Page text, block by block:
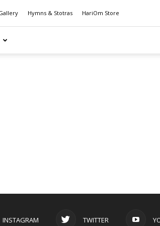
Hymns & Stotras HariOm Store
INSTAGRAM TWITTER